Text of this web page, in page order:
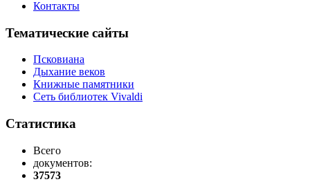
Контакты
Тематические сайты
Псковиана
Дыхание веков
Книжные памятники
Сеть библиотек Vivaldi
Статистика
Всего
документов:
37573